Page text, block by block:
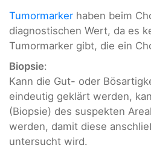
Tumormarker haben beim
diagnostischen Wert, da es
Tumormarker gibt, die ein
Biopsie:
Kann die Gut- oder
eindeutig geklärt werden,
(Biopsie) des suspekten
werden, damit diese
untersucht wird.